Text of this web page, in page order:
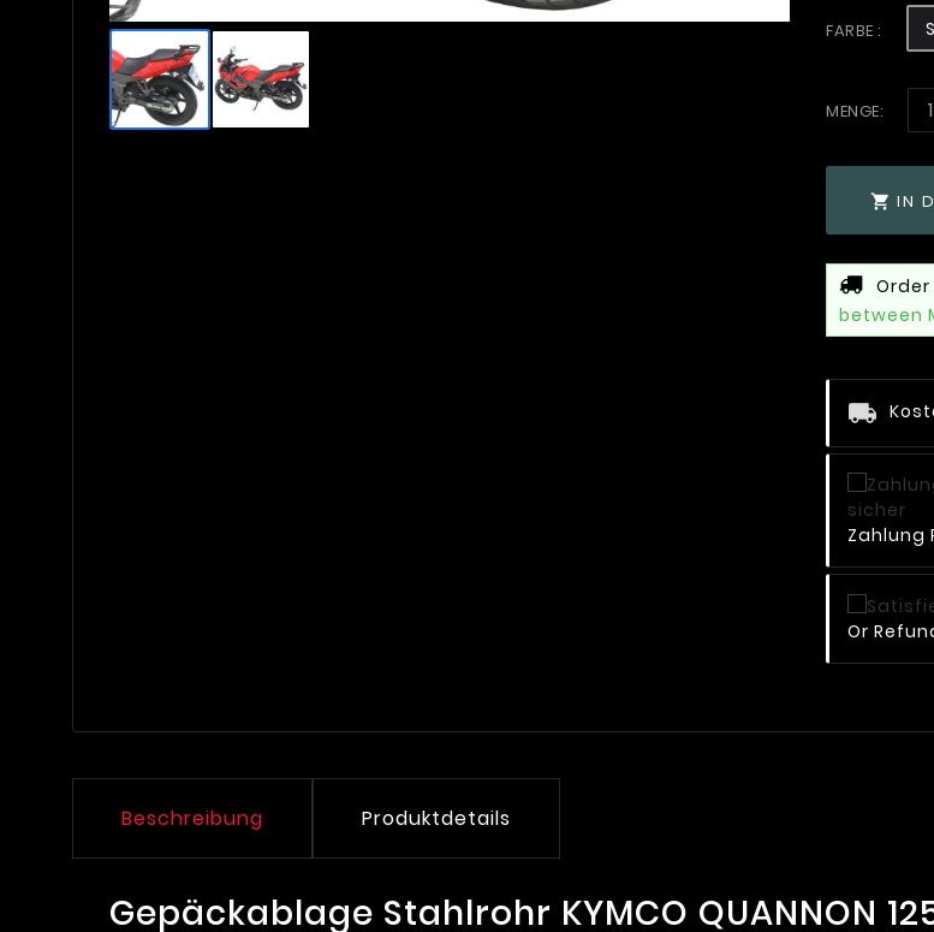
FARBE :
MENGE:
 IN
between
Zahlung
Or
Beschreibung Produktdetails
Gepäckablage Stahlrohr KYMCO QUANNON